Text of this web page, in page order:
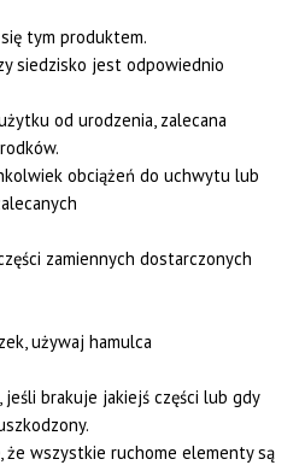
tym produktem.
siedzisko jest odpowiednio
od urodzenia, zalecana
obciążeń do uchwytu lub
zamiennych dostarczonych
używaj hamulca
brakuje jakiejś części lub gdy
że wszystkie ruchome elementy są